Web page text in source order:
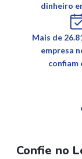
dinheiro
Mais de
empresa
confiam
Confie no